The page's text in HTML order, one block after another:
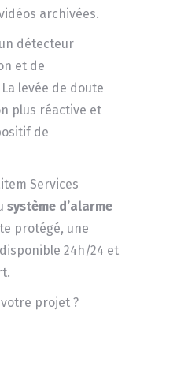
archivées.
détecteur
et de
levée de doute
plus réactive et
de
Services
système d’alarme
protégé, une
24h/24 et
projet ?